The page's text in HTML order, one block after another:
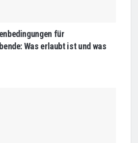
für
Was erlaubt ist und was